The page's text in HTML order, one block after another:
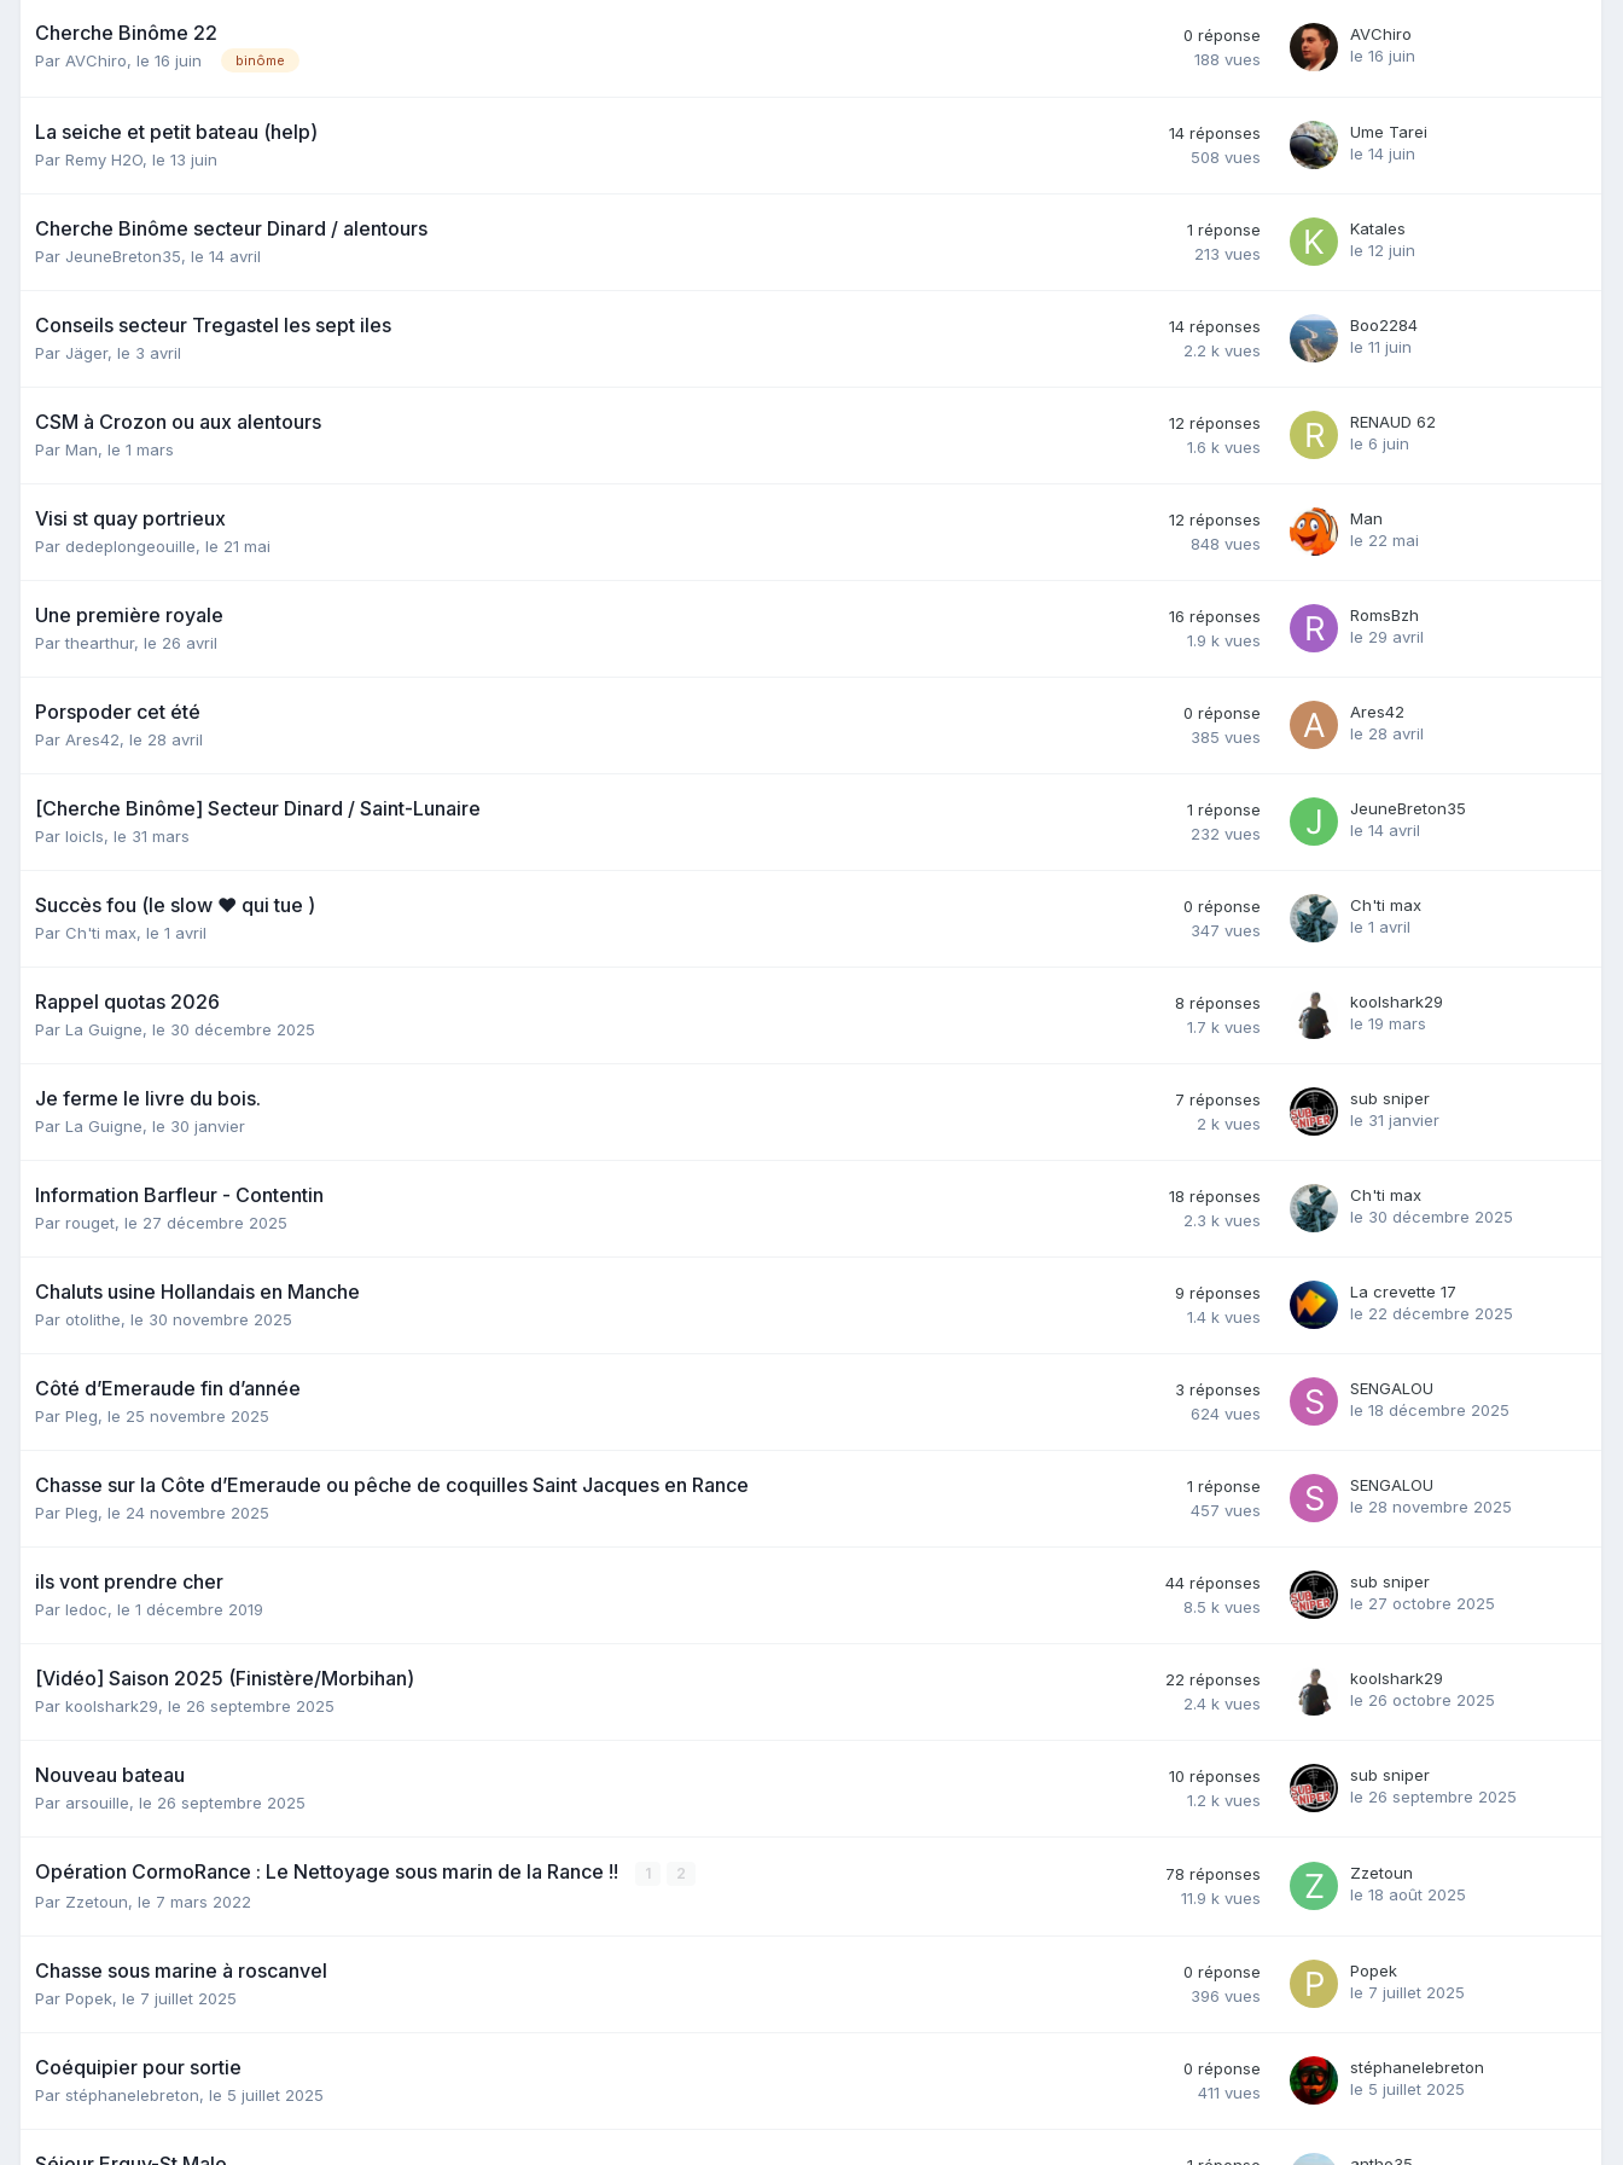
Cherche Binôme 22
Par AVChiro, le 16 juin binôme
0 réponse
188 vues
AVChiro
le 16 juin
La seiche et petit bateau (help)
Par Remy H2O, le 13 juin
14 réponses
508 vues
Ume Tarei
le 14 juin
Cherche Binôme secteur Dinard / alentours
Par JeuneBreton35, le 14 avril
1 réponse
213 vues
Katales
le 12 juin
Conseils secteur Tregastel les sept iles
Par Jäger, le 3 avril
14 réponses
2.2 k vues
Boo2284
le 11 juin
CSM à Crozon ou aux alentours
Par Man, le 1 mars
12 réponses
1.6 k vues
RENAUD 62
le 6 juin
Visi st quay portrieux
Par dedeplongeouille, le 21 mai
12 réponses
848 vues
Man
le 22 mai
Une première royale
Parthearthur, le 26 avril
16 réponses
1.9 k vues
RomsBzh
le 29 avril
Porspoder cet été
Par Ares42, le 28 avril
0 réponse
385 vues
Ares42
le 28 avril
[Cherche Binôme] Secteur Dinard / Saint-Lunaire
Par loicls, le 31 mars
1 réponse
232 vues
JeuneBreton35
le 14 avril
Succès fou (le slow ❤️ qui tue )
Par Ch'ti max, le 1 avril
0 réponse
347 vues
Ch'ti max
le 1 avril
Rappel quotas 2026
Par La Guigne, le 30 décembre 2025
8 réponses
1.7 k vues
koolshark29
le 19 mars
Je ferme le livre du bois.
Par La Guigne, le 30 janvier
7 réponses
2 k vues
sub sniper
le 31 janvier
Information Barfleur - Contentin
Par rouget, le 27 décembre 2025
18 réponses
2.3 k vues
Ch'ti max
le 30 décembre 2025
Chaluts usine Hollandais en Manche
Par otolithe, le 30 novembre 2025
9 réponses
1.4 k vues
La crevette 17
le 22 décembre 2025
Côté d’Emeraude fin d’année
Par Pleg, le 25 novembre 2025
3 réponses
624 vues
SENGALOU
le 18 décembre 2025
Chasse sur la Côte d’Emeraude ou pêche de coquilles Saint Jacques en Rance
Par Pleg, le 24 novembre 2025
1 réponse
457 vues
SENGALOU
le 28 novembre 2025
ils vont prendre cher
Par ledoc, le 1 décembre 2019
44 réponses
8.5 k vues
sub sniper
le 27 octobre 2025
[Vidéo] Saison 2025 (Finistère/Morbihan)
Par koolshark29, le 26 septembre 2025
22 réponses
2.4 k vues
koolshark29
le 26 octobre 2025
Nouveau bateau
Par arsouille, le 26 septembre 2025
10 réponses
1.2 k vues
sub sniper
le 26 septembre 2025
Opération CormoRance : Le Nettoyage sous marin de la Rance !! 1 2
Par Zzetoun, le 7 mars 2022
78 réponses
11.9 k vues
Zzetoun
le 18 août 2025
Chasse sous marine à roscanvel
Par Popek, le 7 juillet 2025
0 réponse
396 vues
Popek
le 7 juillet 2025
Coéquipier pour sortie
Par stéphanelebreton, le 5 juillet 2025
0 réponse
411 vues
stéphanelebreton
le 5 juillet 2025